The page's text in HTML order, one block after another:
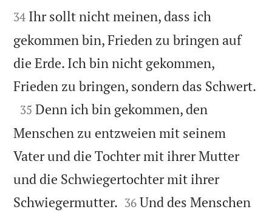


34 Ihr sollt nicht meinen, dass ich
gekommen bin, Frieden zu bringen auf
die Erde. Ich bin nicht gekommen,
Frieden zu bringen, sondern das Schwert.

35 Denn ich bin gekommen, den
Menschen zu entzweien mit seinem
Vater und die Tochter mit ihrer Mutter
und die Schwiegertochter mit ihrer
Schwiegermutter. 

36 Und des Menschen